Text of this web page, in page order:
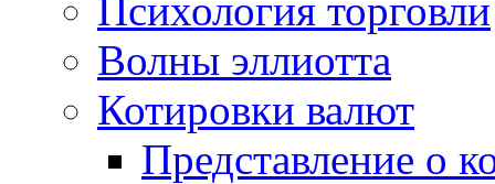
Психология торговли
Волны эллиотта
Котировки валют
Представление о